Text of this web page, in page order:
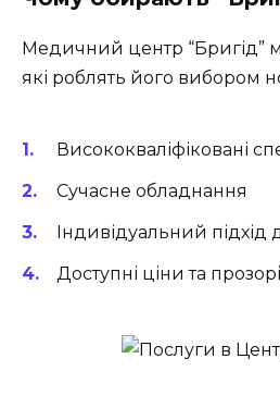
Медичний центр “Бригід”
які роблять його вибором
Висококваліфіковані
Сучасне обладнання
Індивідуальний підхід
Доступні ціни та